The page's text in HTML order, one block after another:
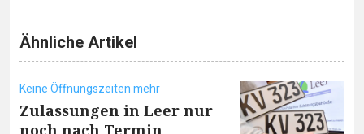
Ähnliche Artikel
Keine Öffnungszeiten mehr
Zulassungen in Leer nur
noch nach Termin